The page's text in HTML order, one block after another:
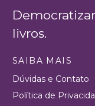
livros.
SAIBA MAIS
Dúvidas e Contato
Política de